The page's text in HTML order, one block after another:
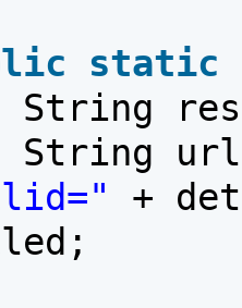
static
String
String
+